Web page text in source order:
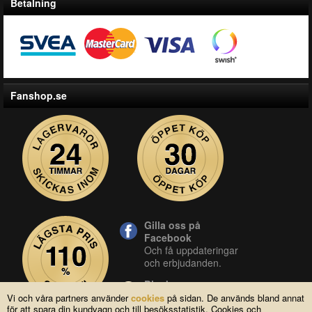
Vi och våra partners användercookies på sidan. De används bland annat
för att spara din kundvagn och till besöksstatistik. Cookies och
Betalning
Fanshop.se
Gilla oss på
Facebook
Och få uppdateringar
och erbjudanden.
Blocket
Vår butik på blocket.